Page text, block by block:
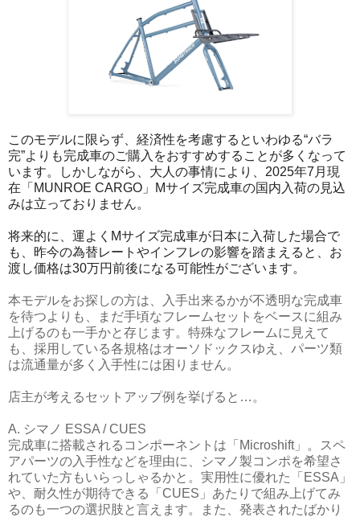
このモデルに限らず、経済性を考慮するといわゆる“バラ
完”よりも完成車のご購入をおすすめすることが多くなって
います。しかしながら、大人の事情により、2025年7月現
在「MUNROE CARGO」Mサイズ完成車の国内入荷の見込
みは立っておりません。
将来的に、運よくMサイズ完成車が日本に入荷した場合で
も、昨今の為替レートやインフレの影響を踏まえると、お
渡し価格は30万円前後になる可能性がございます。
本モデルをお探しの方は、入手出来るかが不透明な完成車
を待つよりも、まだ手頃なフレームセットをベースに組み
上げるのも一手かと存じます。特殊なフレームに見えて
も、採用している各規格はオーソドックスゆえ、パーツ類
は流通量が多く入手性には困りません。
店主が考えるセットアップ例を挙げると…。
A. シマノ ESSA / CUES
完成車に搭載されるコンポーネントは「Microshift」。スペ
アパーツの入手性などを理由に、シマノ製コンポを希望さ
れていた方もいらっしゃるかと。実用性に優れた「ESSA」
や、耐久性が期待できる「CUES」あたりで組み上げてみ
るのも一つの選択肢と言えます。また、発表されたばかり